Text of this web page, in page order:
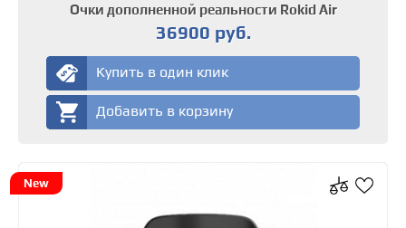
Очки дополненной реальности Rokid Air
36900 руб.
Купить в один клик
Добавить в корзину
New